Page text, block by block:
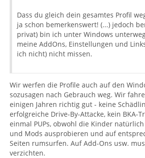
Dass du gleich dein gesamtes Profil
ja schon bemerkenswert! (...) jedoch
privat) bin ich unter Windows
meine AddOns, Einstellungen und
ich nicht) nicht missen.
Wir werfen die Profile auch auf den
sozusagen nach Gebrauch weg. Wir
einigen Jahren richtig gut - keine
erfolgreiche Drive-By-Attacke, kein BKA-
einmal PUPs, obwohl die Kinder
und Mods ausprobieren und auf
Seiten rumsurfen. Auf Add-Ons usw.
verzichten.